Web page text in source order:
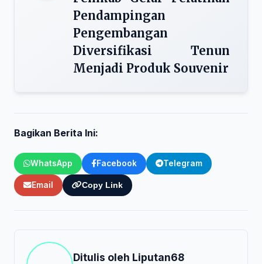
Pendampingan
Pengembangan
Diversifikasi Tenun
Menjadi Produk Souvenir
Bagikan Berita Ini:
WhatsApp Facebook Telegram
Email Copy Link
Ditulis oleh Liputan68